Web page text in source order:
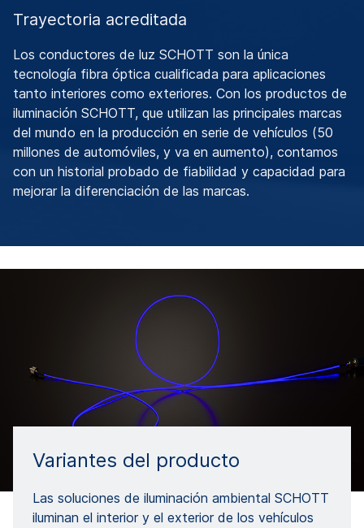
Trayectoria acreditada
Los conductores de luz SCHOTT son la única
tecnología fibra óptica cualificada para aplicaciones
tanto interiores como exteriores. Con los productos de
iluminación SCHOTT, que utilizan las principales marcas
del mundo en la producción en serie de vehículos (50
millones de automóviles, y va en aumento), contamos
con un historial probado de fiabilidad y capacidad para
mejorar la diferenciación de las marcas.
Variantes del producto
Las soluciones de iluminación ambiental SCHOTT
iluminan el interior y el exterior de los vehículos